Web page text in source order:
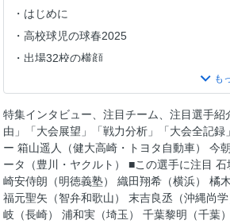
はじめに
高校球児の球春2025
出場32校の横顔
センバツ行進曲 Omoinotake「幾億光
インタビュー 箱山遥人選手（健大高崎
インタビュー 今朝丸裕喜投手（報徳学
インタビュー モイセエフ・ニキータ選
この選手に注目 石垣元気（健大高崎）
この選手に注目 阪下漣（東洋大姫路）
特集インタビュー、注目チーム、注目選手
由」「大会展望」「戦力分析」「大会全記
ー 箱山遥人（健大高崎・トヨタ自動車） 今
ータ（豊川・ヤクルト） ■この選手に注目
崎安侍朗（明徳義塾） 織田翔希（横浜） 橘
福元聖矢（智弁和歌山） 末吉良丞（沖縄尚
岐（長崎） 浦和実（埼玉） 千葉黎明（千葉